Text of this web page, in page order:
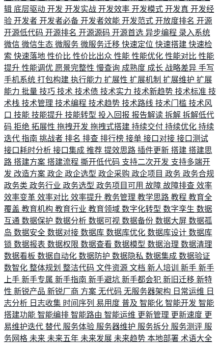
辑 底层驱动 开发 开发实战 开发效率 开发模式 开发真 开发经
验 开发者 开发者必备 开发者效能 开发范式 开放度排名 开源
开源低代码 开源排名 开源源码 开源首选 异步编程 录入系统
微信 微信生态 微服务 微服务迁移 快速定位 快速搭建 快速检
索 快速落地 性价比 性价比出众 性能 性能优化 性能对比 性能
提升 性能调优 愿景完整性 慢查询 成熟度 成长 战略差异 手写
手机系统 打包构建 执行能力 扩展性 扩展机制 扩展维护 扩展
能力 批量 技巧 技术 技术债 技术实力 技术新趋势 技术标准 技
术栈 技术管理 技术编程 技术趋势 技术路线 技术门槛 技术风
口 技能 技能提升 技能转型 投入回报 报告解读 拆解 拆解低代
码 拒绝 拓展性 拖拽开发 拖拽式搭建 持续交付 持续优化 持续
迭代 指南 挑战者 排名 排查 排行榜 接单 接口对接 接口测试
接口耗时分析 接口集成 推荐 提效思路 插件更新 搭建 搭建思
路 搭建方案 搭建流程 撕开低代码 支持二次开发 支持多端开
发 改造方案 政企 政企选型 政企采购 政企项目 政务 政务合规
政务类 政务行业 政务选型 政务项目可用 故障 故障排查 效率
效率变革 效率对比 效率提升 教务管理 教学思路 教程 教育全
覆盖 教育机构 教育行业 教育领域 数字化转型 数字孪生 数据
互通 数据保护 数据分析 数据可视 数据备份 数据大屏 数据孤
岛 数据安全 数据对接 数据库 数据库优化 数据库设计 数据库
锁 数据报表 数据权限 数据查看 数据模型 数据治理 数据清理
数据看板 数据自动化 数据防护 数据隐私 数据集成 数据验证
数智化 整体规划 整洁代码 文件资源 文档 新人培训 新手 新手
上手 新手专属 新手指南 新手避坑 新手都会犯 新旧迁移 新特
性 新锐产品 新锐厂商 方案 无代码 无服务器架构 日常运维 日
志分析 日志收集 时间序列 易用度 普及 智能化 智能开发 智能
搭建功能 智能编排 智能路由 智能运维 更新管理 更新速度 更
易维护迭代 替代 服务体验 服务器维护 服务拆分 服务测评 服
务网格 未来 未来五年 未来发展 未来趋势 本地部署 术语大全